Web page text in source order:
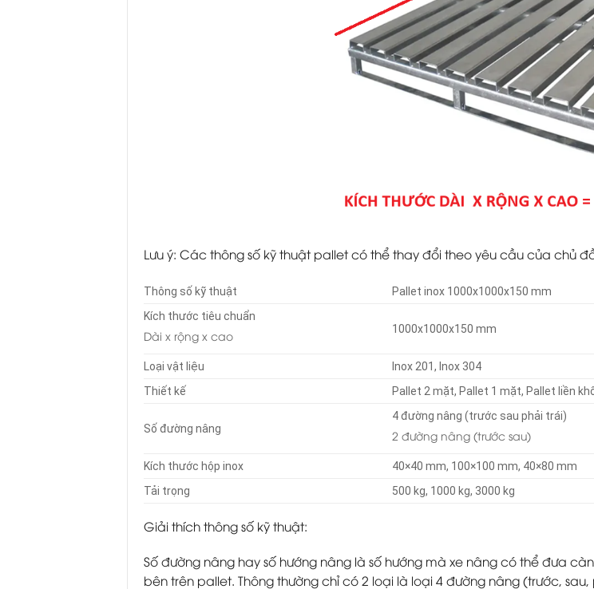
Lưu ý: Các thông số kỹ thuật pallet có thể thay đổi theo yêu cầu của chủ
Thông số kỹ thuật
Pallet inox 1000x1000x150 mm
Kích thước tiêu chuẩn
Dài x rộng x cao 1000x1000x150 mm
Loại vật liệu
Inox 201, Inox 304
Thiết kế
Pallet 2 mặt, Pallet 1 mặt, Pallet liền
Số đường nâng
4 đường nâng (trước sau phải trái)
2 đường nâng (trước sau)
Kích thước hộp inox
40×40 mm, 100×100 mm, 40×80 mm
Tải trọng
500 kg, 1000 kg, 3000 kg
Giải thích thông số kỹ thuật:
Số đường nâng hay số hướng nâng là số hướng mà xe nâng có thể đưa
bên trên pallet. Thông thường chỉ có 2 loại là loại 4 đường nâng (trước,